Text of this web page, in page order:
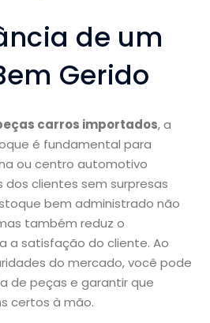
de um
Gerido
carros importados, a
é fundamental para
ou centro automotivo
clientes sem surpresas
bem administrado não
também reduz o
a satisfação do cliente. Ao
do mercado, você pode
de peças e garantir que
certos à mão.